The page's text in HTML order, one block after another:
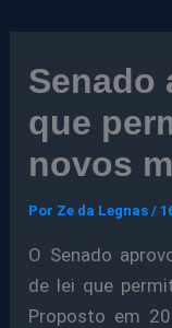
Senado
que
novos
Por Ze da Legnas/
O Senado
de lei que
Proposto em